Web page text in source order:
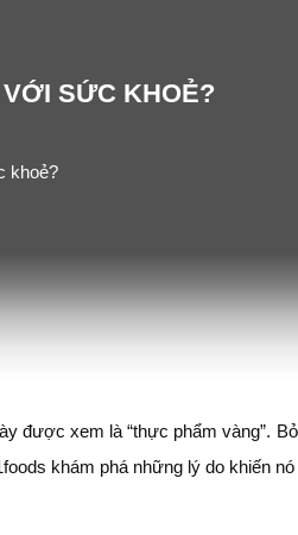
SỨC KHOẺ?
khoẻ?
được xem là “thực phẩm vàng”.
khám phá những lý do khiến